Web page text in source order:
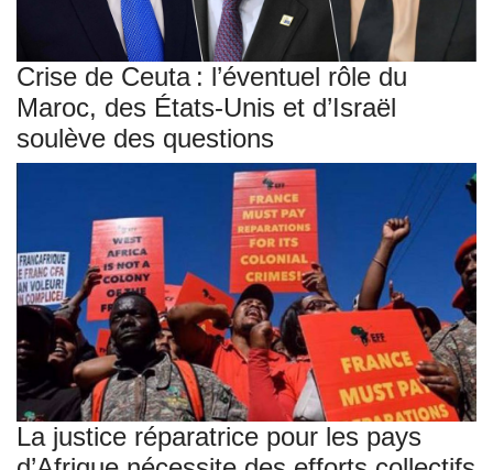
Crise de Ceuta : l’éventuel rôle du
Maroc, des États-Unis et d’Israël
soulève des questions
La justice réparatrice pour les pays